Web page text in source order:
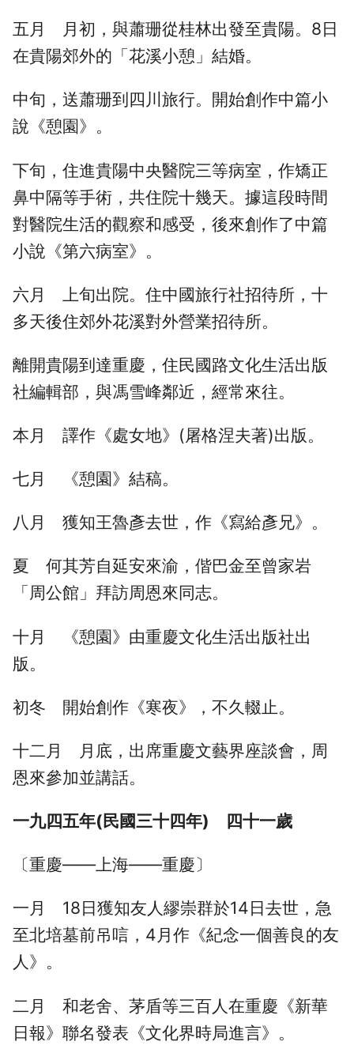
五月 月初，與蕭珊從桂林出發至貴陽。8日
在貴陽郊外的「花溪小憩」結婚。
中旬，送蕭珊到四川旅行。開始創作中篇小
說《憩園》。
下旬，住進貴陽中央醫院三等病室，作矯正
鼻中隔等手術，共住院十幾天。據這段時間
對醫院生活的觀察和感受，後來創作了中篇
小說《第六病室》。
六月 上旬出院。住中國旅行社招待所，十
多天後住郊外花溪對外營業招待所。
離開貴陽到達重慶，住民國路文化生活出版
社編輯部，與馮雪峰鄰近，經常來往。
本月 譯作《處女地》(屠格涅夫著)出版。
七月 《憩園》結稿。
八月 獲知王魯彥去世，作《寫給彥兄》。
夏 何其芳自延安來渝，偕巴金至曾家岩
「周公館」拜訪周恩來同志。
十月 《憩園》由重慶文化生活出版社出
版。
初冬 開始創作《寒夜》，不久輟止。
十二月 月底，出席重慶文藝界座談會，周
恩來參加並講話。
一九四五年(民國三十四年) 四十一歲
〔重慶——上海——重慶〕
一月 18日獲知友人繆崇群於14日去世，急
至北培墓前吊唁，4月作《紀念一個善良的友
人》。
二月 和老舍、茅盾等三百人在重慶《新華
日報》聯名發表《文化界時局進言》。